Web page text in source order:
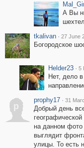
А Вы
tkalivan · 27 June
Богородское
Helder23 · 5
Нет, дело
p
prophy17 · 31
Добрый день
на данном фото
выглядит
улицы. То есть